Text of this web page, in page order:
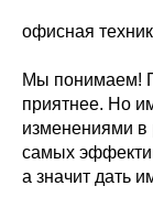
офисная
Мы понимаем!
приятнее. Но
изменениями в
самых
а значит дать